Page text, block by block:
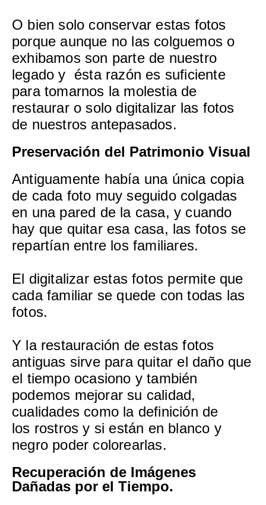
O bien solo conservar estas fotos
porque aunque no las colguemos o
exhibamos son parte de nuestro
legado y ésta razón es suficiente
para tomarnos la molestia de
restaurar o solo digitalizar las fotos
de nuestros antepasados.
Preservación del Patrimonio Visual
Antiguamente había una única copia
de cada foto muy seguido colgadas
en una pared de la casa, y cuando
hay que quitar esa casa, las fotos se
repartían entre los familiares.
El digitalizar estas fotos permite que
cada familiar se quede con todas las
fotos.
Y la restauración de estas fotos
antiguas sirve para quitar el daño que
el tiempo ocasiono y también
podemos mejorar su calidad,
cualidades como la definición de
los rostros y si están en blanco y
negro poder colorearlas.
Recuperación de Imágenes
Dañadas por el Tiempo.